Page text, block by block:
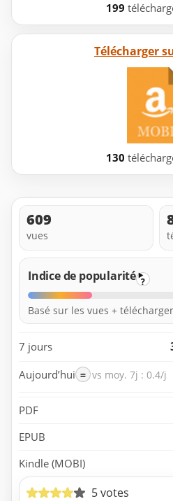
199
Télécharger
130
609
vues
Indice de popularité ?
Basé sur les vues +
7 jours
Aujourd’hui = vs moy. 7j : 0.4/j
PDF
EPUB
Kindle (MOBI)
5 votes